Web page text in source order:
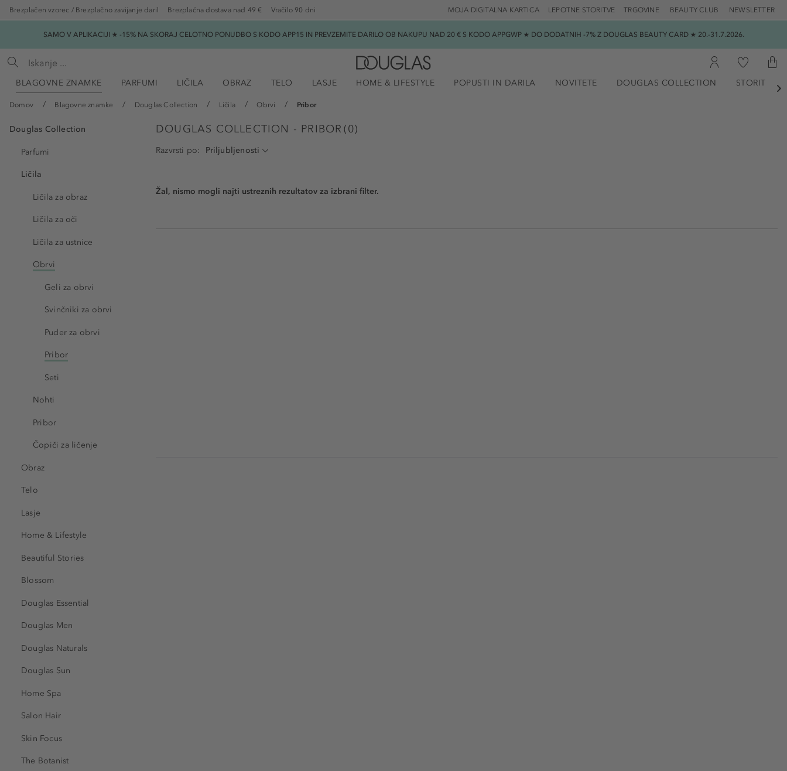
Brezplačen vzorec / Brezplačno zavijanje daril Brezplačna dostava nad 49 € Vračilo 90 dni TRGOVINE BEAUTY CLUB NEWSLETTER
LEPOTNE STORITVE
MOJA DIGITALNA KARTICA
SAMO V APLIKACIJI ★ -15% NA SKORAJ CELOTNO PONUDBO S KODO APP15 IN PREVZEMITE DARILO OB NAKUPU NAD 20 € S KODO APPGWP ★ DO DODATNIH -7% Z DOUGLAS BEAUTY CARD ★ 20.-31.7.2026.
BLAGOVNE ZNAMKE PARFUMI LIČILA OBRAZ TELO LASJE HOME & LIFESTYLE POPUSTI IN DARILA NOVITETE DOUGLAS COLLECTION STORITVE

Domov Blagovne znamke Douglas Collection Ličila Obrvi Pribor
Douglas Collection
Parfumi
Ličila
Ličila za obraz
Ličila za oči
Ličila za ustnice
Obrvi
Geli za obrvi
Svinčniki za obrvi
Puder za obrvi
Pribor
Seti
Nohti
Pribor
Čopiči za ličenje
Obraz
Telo
Lasje
Home & Lifestyle
Beautiful Stories
Blossom
Douglas Essential
Douglas Men
Douglas Naturals
Douglas Sun
Home Spa
Salon Hair
Skin Focus
The Botanist
DOUGLAS COLLECTION - PRIBOR (0)
Razvrsti po
Žal, nismo mogli najti ustreznih rezultatov za izbrani filter.